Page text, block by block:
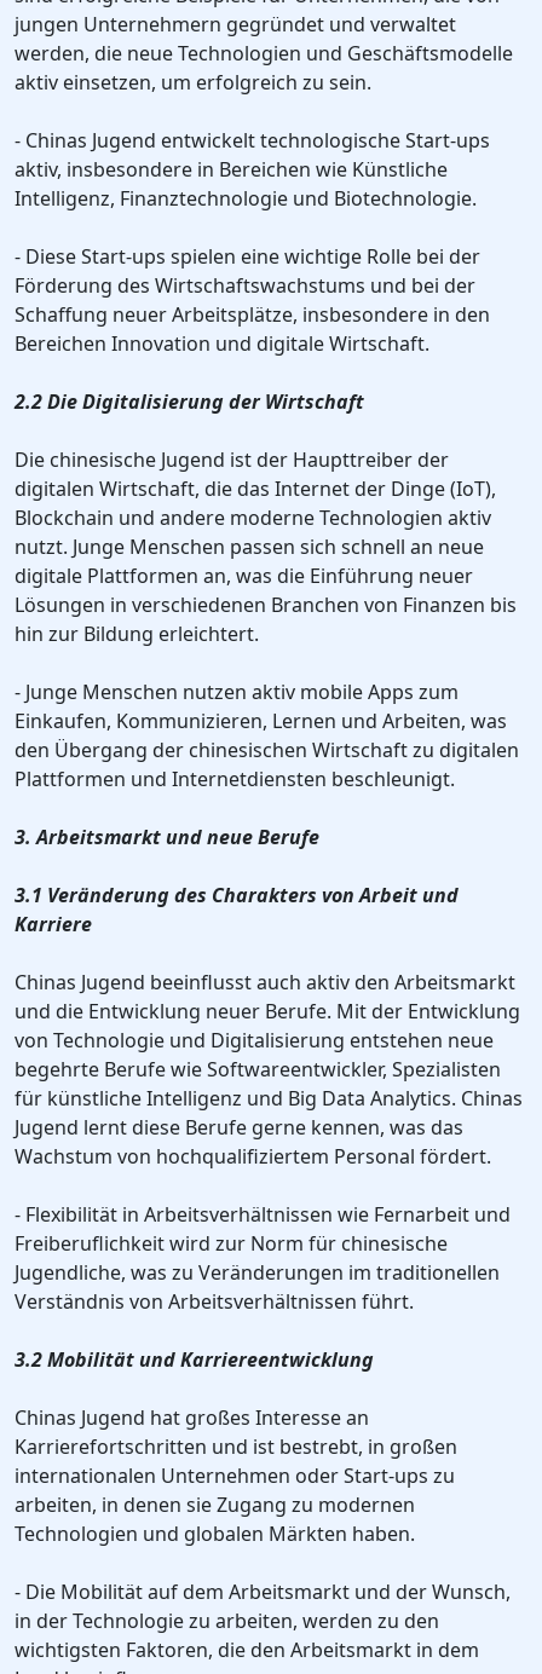
jungen Unternehmern gegründet und verwaltet
werden, die neue Technologien und Geschäftsmodelle
aktiv einsetzen, um erfolgreich zu sein.
- Chinas Jugend entwickelt technologische Start-ups
aktiv, insbesondere in Bereichen wie Künstliche
Intelligenz, Finanztechnologie und Biotechnologie.
- Diese Start-ups spielen eine wichtige Rolle bei der
Förderung des Wirtschaftswachstums und bei der
Schaffung neuer Arbeitsplätze, insbesondere in den
Bereichen Innovation und digitale Wirtschaft.
2.2 Die Digitalisierung der Wirtschaft
Die chinesische Jugend ist der Haupttreiber der
digitalen Wirtschaft, die das Internet der Dinge (IoT),
Blockchain und andere moderne Technologien aktiv
nutzt. Junge Menschen passen sich schnell an neue
digitale Plattformen an, was die Einführung neuer
Lösungen in verschiedenen Branchen von Finanzen bis
hin zur Bildung erleichtert.
- Junge Menschen nutzen aktiv mobile Apps zum
Einkaufen, Kommunizieren, Lernen und Arbeiten, was
den Übergang der chinesischen Wirtschaft zu digitalen
Plattformen und Internetdiensten beschleunigt.
3. Arbeitsmarkt und neue Berufe
3.1 Veränderung des Charakters von Arbeit und
Karriere
Chinas Jugend beeinflusst auch aktiv den Arbeitsmarkt
und die Entwicklung neuer Berufe. Mit der Entwicklung
von Technologie und Digitalisierung entstehen neue
begehrte Berufe wie Softwareentwickler, Spezialisten
für künstliche Intelligenz und Big Data Analytics. Chinas
Jugend lernt diese Berufe gerne kennen, was das
Wachstum von hochqualifiziertem Personal fördert.
- Flexibilität in Arbeitsverhältnissen wie Fernarbeit und
Freiberuflichkeit wird zur Norm für chinesische
Jugendliche, was zu Veränderungen im traditionellen
Verständnis von Arbeitsverhältnissen führt.
3.2 Mobilität und Karriereentwicklung
Chinas Jugend hat großes Interesse an
Karrierefortschritten und ist bestrebt, in großen
internationalen Unternehmen oder Start-ups zu
arbeiten, in denen sie Zugang zu modernen
Technologien und globalen Märkten haben.
- Die Mobilität auf dem Arbeitsmarkt und der Wunsch,
in der Technologie zu arbeiten, werden zu den
wichtigsten Faktoren, die den Arbeitsmarkt in dem